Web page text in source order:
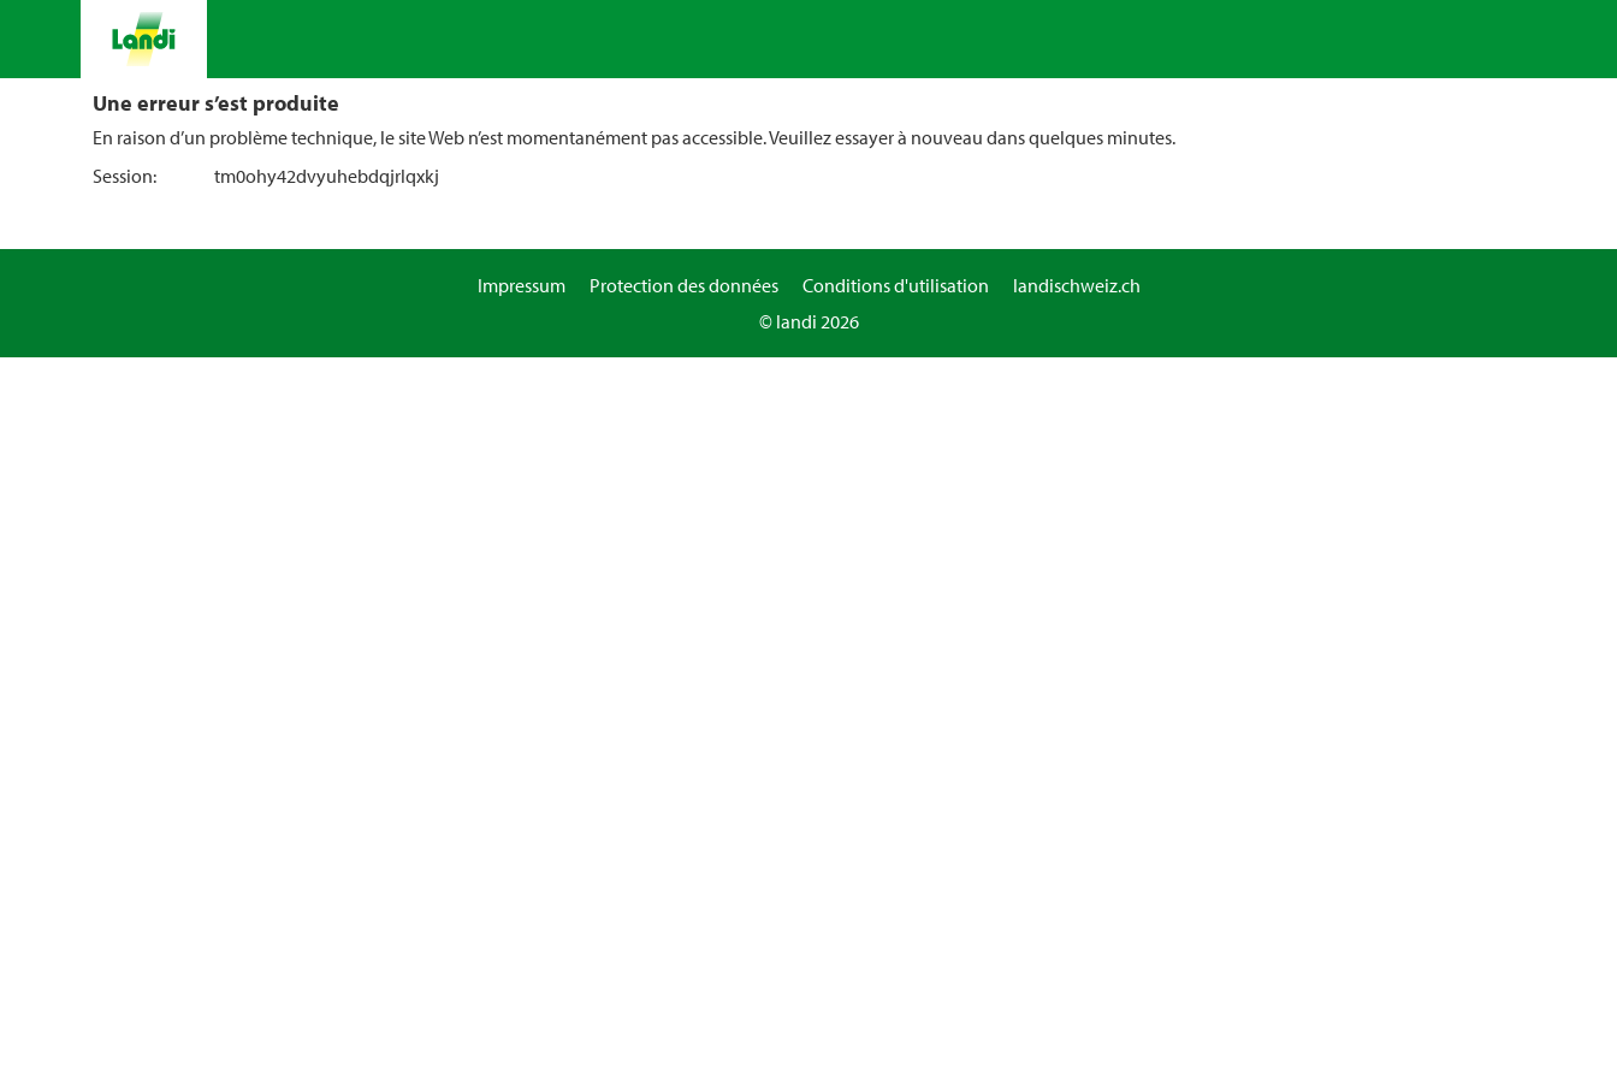
Une erreur s’est produite
En raison d’un problème technique, le site Web n’est momentanément pas accessible. Veuillez essayer à nouveau dans quelques minutes.
Session:
tm0ohy42dvyuhebdqjrlqxkj
Impressum Protection des données Conditions d'utilisation
landischweiz.ch
© landi 2026